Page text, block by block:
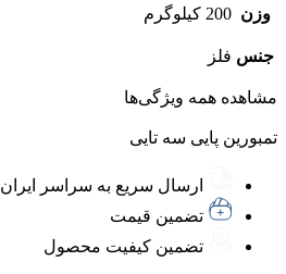
وزن 200 کیلوگرم
جنس فلز
مشاهده همه ویژگی‌ها
تمبورین پایی سه تایی
ارسال سریع به سراسر ایران
تضمین قیمت
تضمین کیفیت محصول